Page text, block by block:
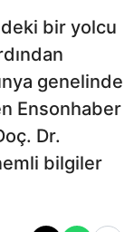
bir yolcu
genelinde
Ensonhaber
Dr.
bilgiler